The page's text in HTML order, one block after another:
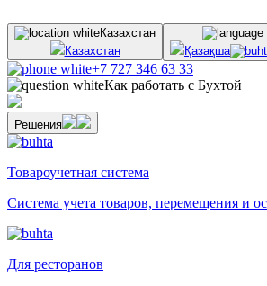
Казахстан
Казахстан
Қазақша
+7 727 346 63 33
Как работать с Бухтой
Решения
Товароучетная система
Система учета товаров, перемещения и
Для ресторанов